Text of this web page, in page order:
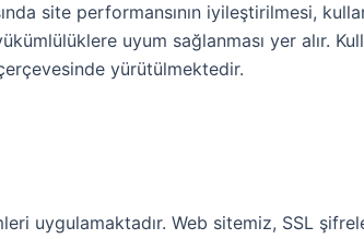
site performansının iyileştirilmesi,
uyum sağlanması yer alır.
yürütülmektedir.
uygulamaktadır. Web sitemiz, SSL